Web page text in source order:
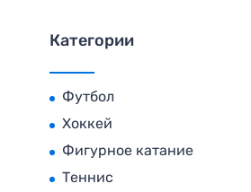
Категории
Футбол
Хоккей
Фигурное катание
Теннис